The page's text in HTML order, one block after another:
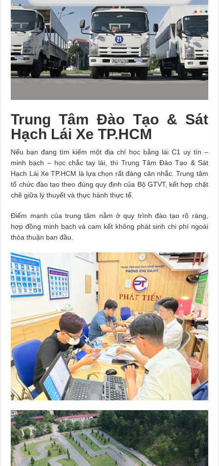
Trung Tâm Đào Tạo & Sát
Hạch Lái Xe TP.HCM
Nếu bạn đang tìm kiếm một địa chỉ học bằng lái C1 uy tín –
minh bạch – học chắc tay lái, thì Trung Tâm Đào Tạo & Sát
Hạch Lái Xe TP.HCM là lựa chọn rất đáng cân nhắc. Trung tâm
tổ chức đào tạo theo đúng quy định của Bộ GTVT, kết hợp chặt
chẽ giữa lý thuyết và thực hành thực tế.
Điểm mạnh của trung tâm nằm ở quy trình đào tạo rõ ràng,
hợp đồng minh bạch và cam kết không phát sinh chi phí ngoài
thỏa thuận ban đầu.